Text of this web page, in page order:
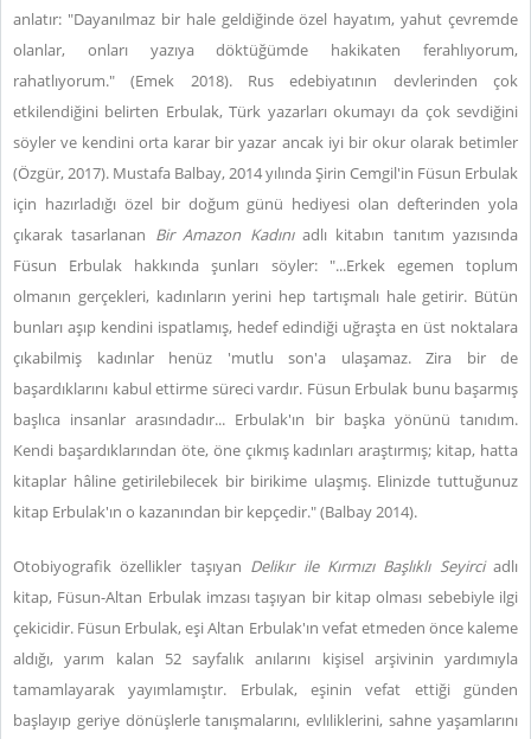
anlatır: "Dayanılmaz bir hale geldiğinde özel hayatım, yahut çevremde
olanlar, onları yazıya döktüğümde hakikaten ferahlıyorum,
rahatlıyorum." (Emek 2018). Rus edebiyatının devlerinden çok
etkilendiğini belirten Erbulak, Türk yazarları okumayı da çok sevdiğini
söyler ve kendini orta karar bir yazar ancak iyi bir okur olarak betimler
(Özgür, 2017). Mustafa Balbay, 2014 yılında Şirin Cemgil'in Füsun Erbulak
için hazırladığı özel bir doğum günü hediyesi olan defterinden yola
çıkarak tasarlanan Bir Amazon Kadını adlı kitabın tanıtım yazısında
Füsun Erbulak hakkında şunları söyler: "...Erkek egemen toplum
olmanın gerçekleri, kadınların yerini hep tartışmalı hale getirir. Bütün
bunları aşıp kendini ispatlamış, hedef edindiği uğraşta en üst noktalara
çıkabilmiş kadınlar henüz 'mutlu son'a ulaşamaz. Zira bir de
başardıklarını kabul ettirme süreci vardır. Füsun Erbulak bunu başarmış
başlıca insanlar arasındadır... Erbulak'ın bir başka yönünü tanıdım.
Kendi başardıklarından öte, öne çıkmış kadınları araştırmış; kitap, hatta
kitaplar hâline getirilebilecek bir birikime ulaşmış. Elinizde tuttuğunuz
kitap Erbulak'ın o kazanından bir kepçedir." (Balbay 2014).
Otobiyografik özellikler taşıyan Delikır ile Kırmızı Başlıklı Seyirciadlı
kitap, Füsun-Altan Erbulak imzası taşıyan bir kitap olması sebebiyle ilgi
çekicidir. Füsun Erbulak, eşi Altan Erbulak'ın vefat etmeden önce kaleme
aldığı, yarım kalan 52 sayfalık anılarını kişisel arşivinin yardımıyla
tamamlayarak yayımlamıştır. Erbulak, eşinin vefat ettiği günden
başlayıp geriye dönüşlerle tanışmalarını, evlıliklerini, sahne yaşamlarını